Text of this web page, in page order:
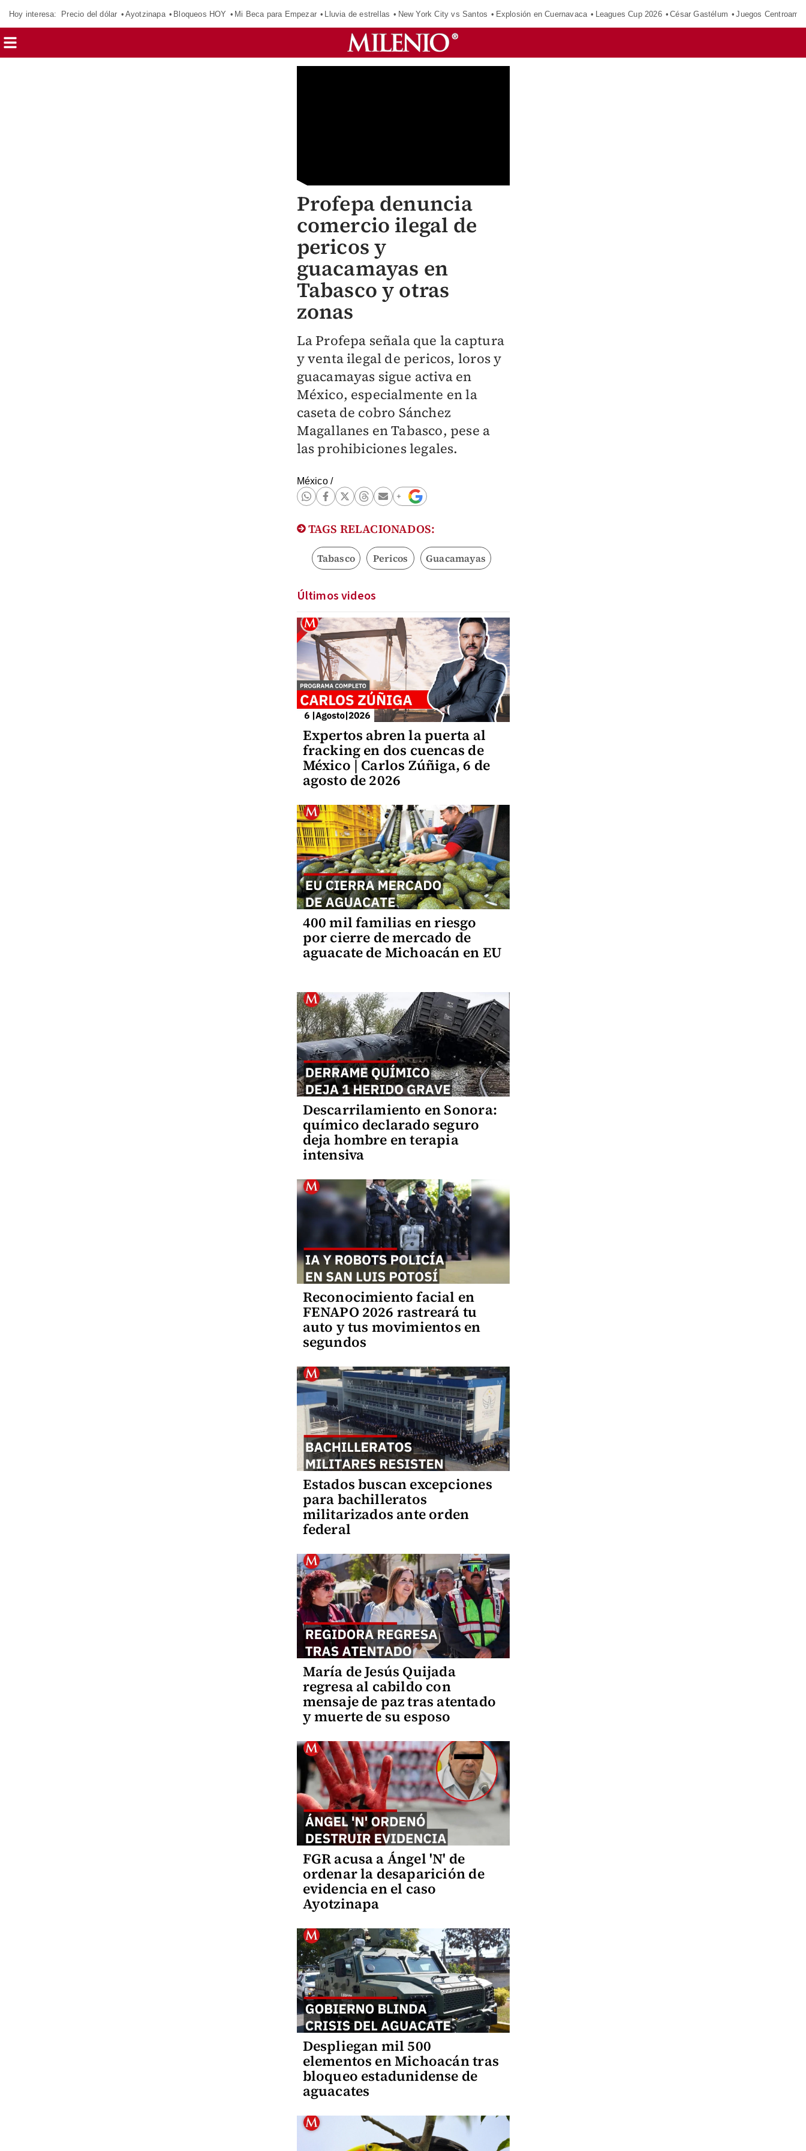
Hoy interesa: Precio del dólar Ayotzinapa Bloqueos HOY Mi Beca para Empezar Lluvia de estrellas New York City vs Santos Explosión en Cuernavaca Leagues Cup 2026 César Gastélum Juegos
Profepa denuncia
comercio ilegal de
pericos y
guacamayas en
Tabasco y otras
zonas
La Profepa señala que la captura
y venta ilegal de pericos, loros y
guacamayas sigue activa en
México, especialmente en la
caseta de cobro Sánchez
Magallanes en Tabasco, pese a
las prohibiciones legales.
México/
TAGS RELACIONADOS:
Tabasco Pericos Guacamayas
Últimos videos
Expertos abren la puerta al
fracking en dos cuencas de
México | Carlos Zúñiga, 6 de
agosto de 2026
400 mil familias en riesgo
por cierre de mercado de
aguacate de Michoacán en EU
Descarrilamiento en Sonora:
químico declarado seguro
deja hombre en terapia
intensiva
Reconocimiento facial en
FENAPO 2026 rastreará tu
auto y tus movimientos en
segundos
Estados buscan excepciones
para bachilleratos
militarizados ante orden
federal
María de Jesús Quijada
regresa al cabildo con
mensaje de paz tras atentado
y muerte de su esposo
FGR acusa a Ángel 'N' de
ordenar la desaparición de
evidencia en el caso
Ayotzinapa
Despliegan mil 500
elementos en Michoacán tras
bloqueo estadunidense de
aguacates